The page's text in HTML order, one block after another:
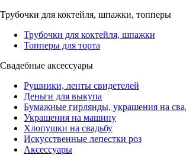
Трубочки для коктейля, шпажки, топперы
Трубочки для коктейля, шпажки
Топперы для торта
Свадебные аксессуары
Рушники, ленты свидетелей
Деньги для выкупа
Бумажные гирлянды, украшения на
Украшения на машину
Хлопушки на свадьбу
Искусственные лепестки роз
Аксессуары